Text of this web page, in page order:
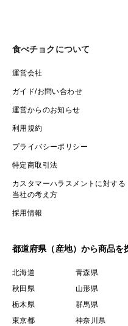
食べチョクについて
運営会社
ガイド/お問い合わせ
運営からのお知らせ
利用規約
プライバシーポリシー
特定商取引法
カスタマーハラスメントに対する
当社の考え方
採用情報
都道府県（産地）から商品を
北海道 青森県
秋田県
山形県
栃木県
群馬県
東京都
神奈川県